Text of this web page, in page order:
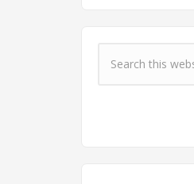
Форма поиска